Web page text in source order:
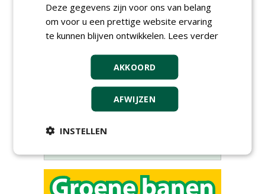
Meld je aan voor onze digitale
nieuwsbrief.
Deze gegevens zijn voor ons van belang
om voor u een prettige website ervaring
te kunnen blijven ontwikkelen. Lees verder
AKKOORD
AFWIJZEN
INSTELLEN